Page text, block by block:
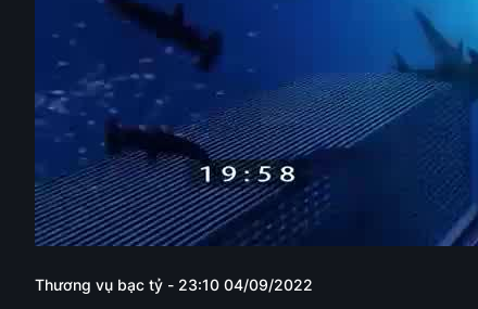
Thương vụ bạc tỷ - 23:10 04/09/2022